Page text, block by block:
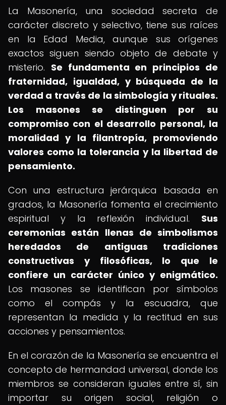
La Masonería, una sociedad secreta de
carácter discreto y selectivo, tiene sus raíces
en la Edad Media, aunque sus orígenes
exactos siguen siendo objeto de debate y
misterio. Se fundamenta en principios de
fraternidad, igualdad, y búsqueda de la
verdad a través de la simbología y rituales.
Los masones se distinguen por su
compromiso con el desarrollo personal, la
moralidad y la filantropía, promoviendo
valores como la tolerancia y la libertad de
pensamiento.
Con una estructura jerárquica basada en
grados, la Masonería fomenta el crecimiento
espiritual y la reflexión individual. Sus
ceremonias están llenas de simbolismos
heredados de antiguas tradiciones
constructivas y filosóficas, lo que le
confiere un carácter único y enigmático.
Los masones se identifican por símbolos
como el compás y la escuadra, que
representan la medida y la rectitud en sus
acciones y pensamientos.
En el corazón de la Masonería se encuentra el
concepto de hermandad universal, donde los
miembros se consideran iguales entre sí, sin
importar su origen social, religión o